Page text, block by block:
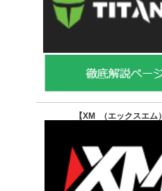
【XM （エックスエム）